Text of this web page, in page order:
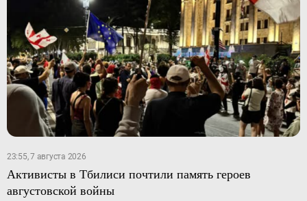
23:55, 7 августа 2026
Активисты в Тбилиси почтили память героев
августовской войны